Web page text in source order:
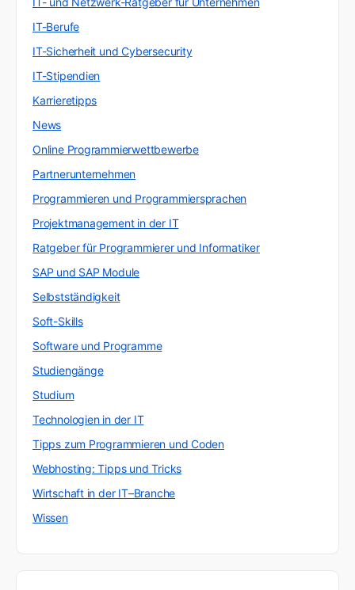
IT-Berufe
IT-Sicherheit und Cybersecurity
IT-Stipendien
Karrieretipps
News
Online Programmierwettbewerbe
Partnerunternehmen
Programmieren und Programmiersprachen
Projektmanagement in der IT
Ratgeber für Programmierer und Informatiker
SAP und SAP Module
Selbstständigkeit
Soft-Skills
Software und Programme
Studiengänge
Studium
Technologien in der IT
Tipps zum Programmieren und Coden
Webhosting: Tipps und Tricks
Wirtschaft in der IT–Branche
Wissen